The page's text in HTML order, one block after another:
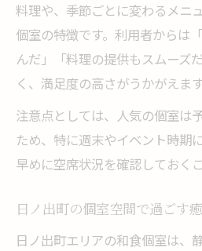
会食にふさわしい個
個室和食で印象を高
個室の広さや雰囲気
落ち着きのある個室で堪
落ち着いた個室で味わ
個室和食で寛ぎながら
静寂な個室で一品一
料理や、季節ごとに変わるメニ
個室の特徴です。利用者からは
んだ」「料理の提供もスムーズ
く、満足度の高さがうかがえます
注意点としては、人気の個室は
ため、特に週末やイベント時期
早めに空席状況を確認しておく
日ノ出町の個室空間で過ごす
日ノ出町エリアの和食個室は、